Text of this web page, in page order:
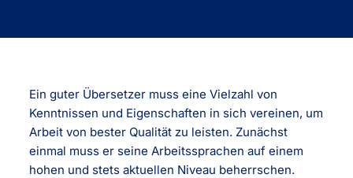
Ein guter Übersetzer muss eine Vielzahl von
Kenntnissen und Eigenschaften in sich vereinen, um
Arbeit von bester Qualität zu leisten. Zunächst
einmal muss er seine Arbeitssprachen auf einem
hohen und stets aktuellen Niveau beherrschen.